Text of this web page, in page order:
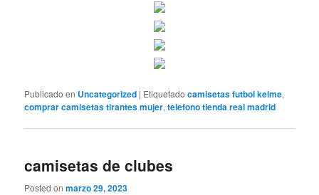
Publicado en Uncategorized | Etiquetado camisetas futbol kelme,
comprar camisetas tirantes mujer,telefono tienda real madrid
camisetas de clubes
Posted onmarzo 29, 2023